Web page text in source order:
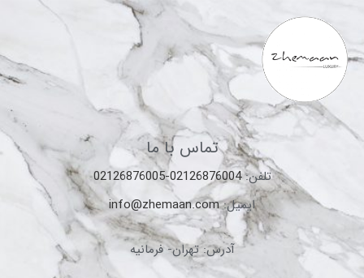
تماس با ما
تلفن:02126876004-02126876005
ایمیل:info@zhemaan.com
آدرس: تهران- فرمانیه